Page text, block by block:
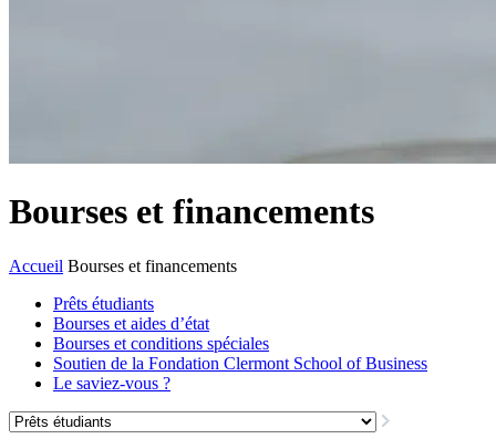
Bourses et financements
Accueil Bourses et financements
Prêts étudiants
Bourses et aides d’état
Bourses et conditions spéciales
Soutien de la Fondation Clermont School of Business
Le saviez-vous ?